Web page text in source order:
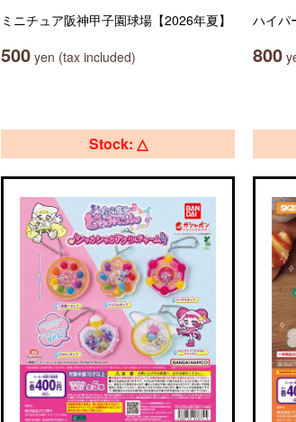
ミニチュア阪神甲子園球場【2026年夏】
500 yen (tax included)
ハイパ
800
Stock: △